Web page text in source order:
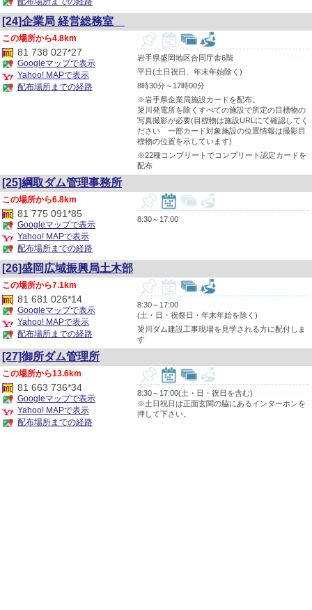
[24]企業局 経営総務室
岩手県盛岡地区合同庁舎6階
平日(土日祝日、年末年始除く)
8時30分～17時00分
※岩手県企業局施設カードを配布。
簗川発電所を除くすべての施設で所定の目標物の
写真撮影が必要(目標物は施設URLにて確認してく
ださい 一部カード対象施設の位置情報は撮影目
標物の位置を示しています)
※22種コンプリートでコンプリート認定カードを
配布
4.8km
81 738 027*27
Googleマップで表示
Yahoo! MAPで表示
配布場所までの経路
[25]綱取ダム管理事務所
8:30～17:00
6.8km
81 775 091*85
Googleマップで表示
Yahoo! MAPで表示
配布場所までの経路
[26]盛岡広域振興局土木部
8:30～17:00
(土・日・祝祭日・年末年始を除く)
簗川ダム建設工事現場を見学される方に配付しま
す
7.1km
81 681 026*14
Googleマップで表示
Yahoo! MAPで表示
配布場所までの経路
[27]御所ダム管理所
8:30～17:00(土・日・祝日を含む)
※土日祝日は正面玄関の脇にあるインターホンを
押して下さい。
13.6km
81 663 736*34
Googleマップで表示
Yahoo! MAPで表示
配布場所までの経路